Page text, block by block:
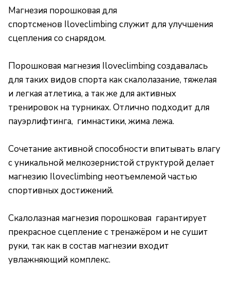
Магнезия порошковая для
спортсменов Iloveclimbing служит для улучшения
сцепления со снарядом.
Порошковая магнезия Iloveclimbing создавалась
для таких видов спорта как скалолазание, тяжелая
и легкая атлетика, а так же для активных
тренировок на турниках. Отлично подходит для
пауэрлифтинга, гимнастики, жима лежа.
Сочетание активной способности впитывать влагу
с уникальной мелкозернистой структурой делает
магнезию Iloveclimbing неотъемлемой частью
спортивных достижений.
Скалолазная магнезия порошковая гарантирует
прекрасное сцепление с тренажёром и не сушит
руки, так как в состав магнезии входит
увлажняющий комплекс.